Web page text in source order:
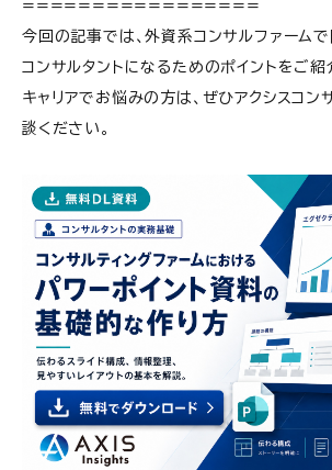
=================
今回の記事では、外資系コンサルファーム
コンサルタントになるためのポイントをご紹
キャリアでお悩みの方は、ぜひアクシスコン
談ください。